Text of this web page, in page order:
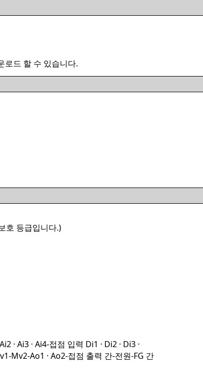
로드 할 수 있습니다.
호 등급입니다.)
· Ai3 · Ai4-접점 입력 Di1 · Di2 · Di3 ·
Mv2-Ao1 · Ao2-접점 출력 간-전원-FG 간